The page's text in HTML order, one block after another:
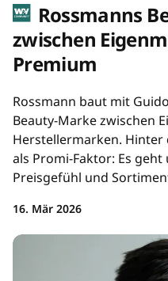
Rossmanns
zwischen
Premium
Rossmann baut mit
Beauty-Marke zwischen
Herstellermarken.
als Promi-Faktor: Es
Preisgefühl und
16. Mär 2026